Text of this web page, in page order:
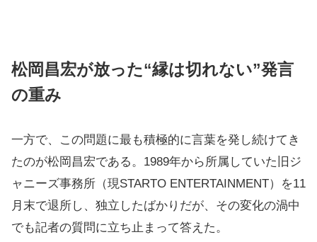
松岡昌宏が放った“縁は切れない”発言
の重み
一方で、この問題に最も積極的に言葉を発し続けてき
たのが松岡昌宏である。1989年から所属していた旧ジ
ャニーズ事務所（現STARTO ENTERTAINMENT）を11
月末で退所し、独立したばかりだが、その変化の渦中
でも記者の質問に立ち止まって答えた。